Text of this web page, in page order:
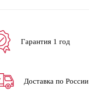
Гарантия 1 год
Доставка по России